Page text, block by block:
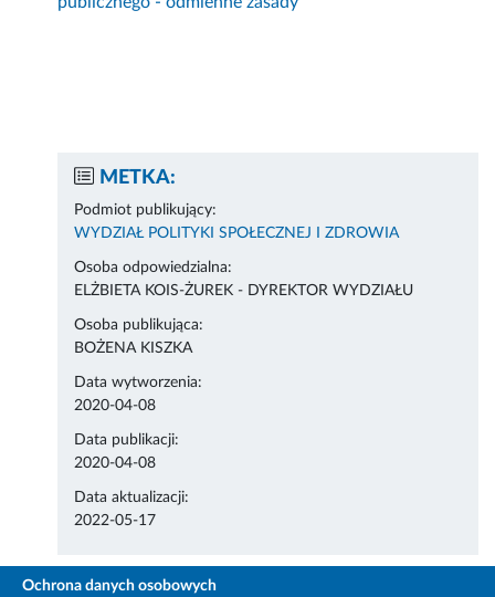
METKA:
Podmiot publikujący:
WYDZIAŁ POLITYKI SPOŁECZNEJ I ZDROWIA
Osoba odpowiedzialna:
ELŻBIETA KOIS-ŻUREK - DYREKTOR WYDZIAŁU
Osoba publikująca:
BOŻENA KISZKA
Data wytworzenia:
2020-04-08
Data publikacji:
2020-04-08
Data aktualizacji:
2022-05-17
Ochrona danych osobowych